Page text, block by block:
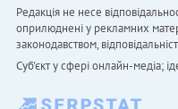
Редакція не несе
оприлюднені у рекламних
законодавством,
Cуб'єкт у сфері онлайн-медіа;